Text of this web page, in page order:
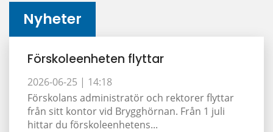
Nyheter
Förskoleenheten flyttar
2026-06-25 | 14:18
Förskolans administratör och rektorer flyttar
från sitt kontor vid Brygghörnan. Från 1 juli
hittar du förskoleenhetens...